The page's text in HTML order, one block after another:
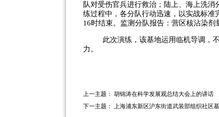
队对受伤官兵进行救治；陆上、海上洗
练过程中，各分队行动迅速，以实战标
16时结束。监测分队报告：营区核沾染
此次演练，该基地运用临机导调，
力。
上一主题： 胡锦涛在科学发展观总结大会上的讲话
下一主题： 上海浦东新区沪东街道武装部组织社区